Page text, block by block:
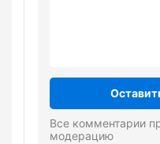
Все комментарии
модерацию